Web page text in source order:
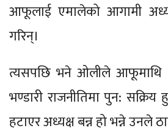
आफूलाई एमालेको आगामी
गरिन्।
त्यसपछि भने ओलीले आफूमाथि
भण्डारी राजनीतिमा पुन:
हटाएर अध्यक्ष बन्न हो भन्ने उनले